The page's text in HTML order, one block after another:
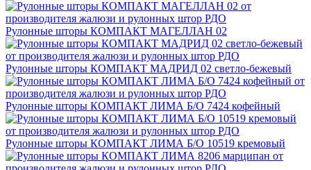
Рулонные шторы КОМПАКТ МАГЕЛЛАН 02
Рулонные шторы КОМПАКТ МАДРИД 02 светло-бежевый
Рулонные шторы КОМПАКТ ЛИМА Б/О 7424 кофейный
Рулонные шторы КОМПАКТ ЛИМА Б/О 10519 кремовый